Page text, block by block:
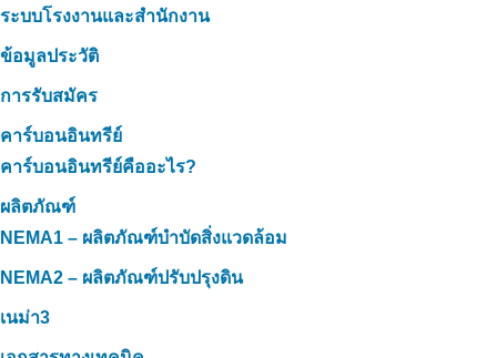
ระบบโรงงานและสำนักงาน
ข้อมูลประวัติ
การรับสมัคร
คาร์บอนอินทรีย์
คาร์บอนอินทรีย์คืออะไร?
ผลิตภัณฑ์
NEMA1 – ผลิตภัณฑ์บำบัดสิ่งแวดล้อม
NEMA2 – ผลิตภัณฑ์ปรับปรุงดิน
เนม่า3